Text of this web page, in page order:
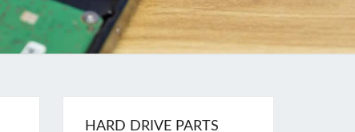
HARD DRIVE PARTS